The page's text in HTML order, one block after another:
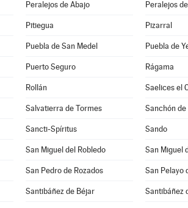
Peralejos de Abajo Peralejos
Pitiegua Pizarral
Puebla de San Medel Puebla de
Puerto Seguro Rágama
Rollán Saelices el
Salvatierra de Tormes Sanchón de
Sancti-Spíritus Sando
San Miguel del Robledo San Miguel
San Pedro de Rozados San Pelayo
Santibáñez de Béjar Santibáñez